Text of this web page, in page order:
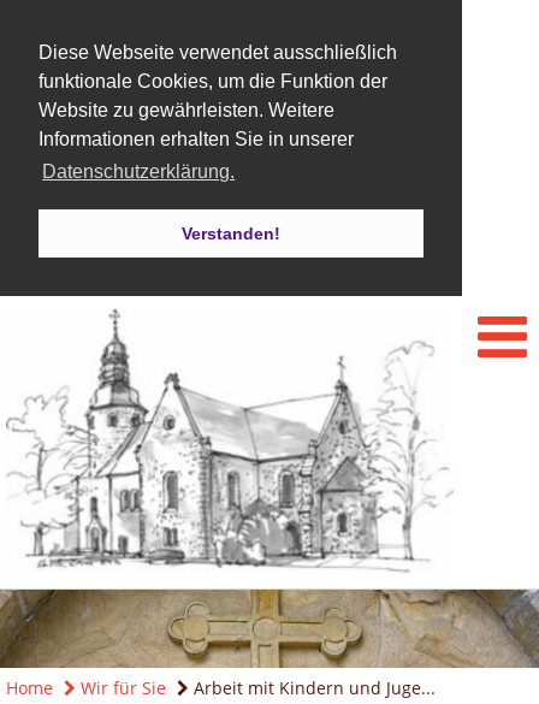
Diese Webseite verwendet ausschließlich
funktionale Cookies, um die Funktion der
Website zu gewährleisten. Weitere
Informationen erhalten Sie in unserer
Datenschutzerklärung.
Verstanden!
Home Wir für Sie Arbeit mit Kindern und Juge...